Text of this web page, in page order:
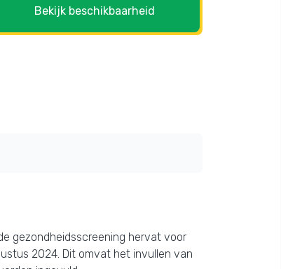
Bekijk beschikbaarheid
gezondheidsscreening hervat voor
2024. Dit omvat het invullen van